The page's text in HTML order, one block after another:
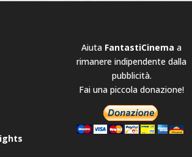
Aiuta FantastiCinema a
rimanere indipendente dalla
pubblicità.
Fai una piccola donazione!